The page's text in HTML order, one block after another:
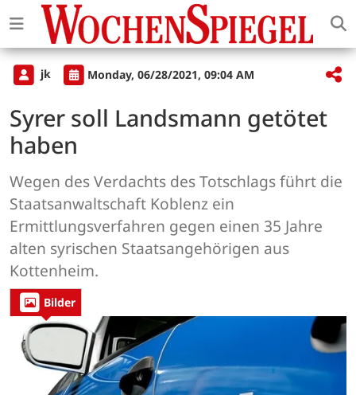
jk Monday, 06/28/2021, 09:04 AM
Syrer soll Landsmann getötet
haben
Wegen des Verdachts des Totschlags führt die
Staatsanwaltschaft Koblenz ein
Ermittlungsverfahren gegen einen 35 Jahre
alten syrischen Staatsangehörigen aus
Kottenheim.
Bilder